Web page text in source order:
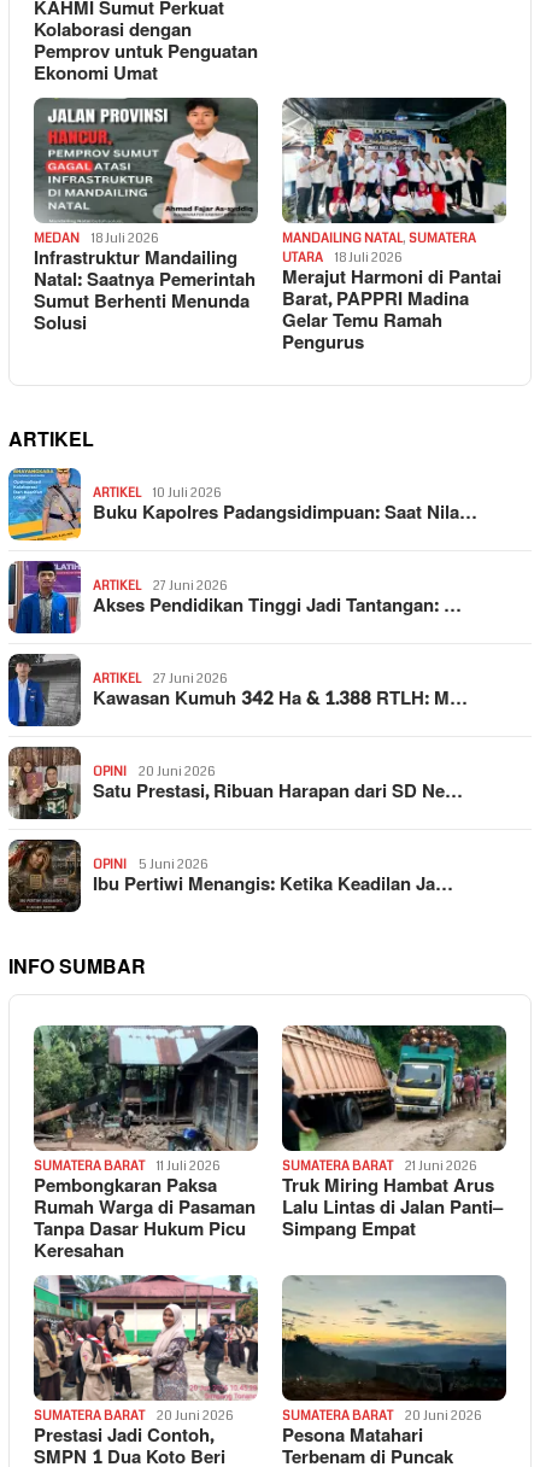
KAHMI Sumut Perkuat
Kolaborasi dengan
Pemprov untuk Penguatan
Ekonomi Umat
MEDAN 18 Juli 2026
Infrastruktur Mandailing
Natal: Saatnya Pemerintah
Sumut Berhenti Menunda
Solusi
MANDAILING NATAL, SUMATERA
UTARA
18 Juli 2026
Merajut Harmoni di Pantai
Barat, PAPPRI Madina
Gelar Temu Ramah
Pengurus
ARTIKEL
ARTIKEL 10 Juli 2026
Buku Kapolres Padangsidimpuan: Saat Nila…
ARTIKEL 27 Juni 2026
Akses Pendidikan Tinggi Jadi Tantangan: …
ARTIKEL 27 Juni 2026
Kawasan Kumuh 342 Ha & 1.388 RTLH: M…
OPINI 20 Juni 2026
Satu Prestasi, Ribuan Harapan dari SD Ne…
OPINI 5 Juni 2026
Ibu Pertiwi Menangis: Ketika Keadilan Ja…
INFO SUMBAR
SUMATERA BARAT 11 Juli 2026
Pembongkaran Paksa
Rumah Warga di Pasaman
Tanpa Dasar Hukum Picu
Keresahan
SUMATERA BARAT 21 Juni 2026
Truk Miring Hambat Arus
Lalu Lintas di Jalan Panti–
Simpang Empat
SUMATERA BARAT 20 Juni 2026
Prestasi Jadi Contoh,
SMPN 1 Dua Koto Beri
SUMATERA BARAT 20 Juni 2026
Pesona Matahari
Terbenam di Puncak